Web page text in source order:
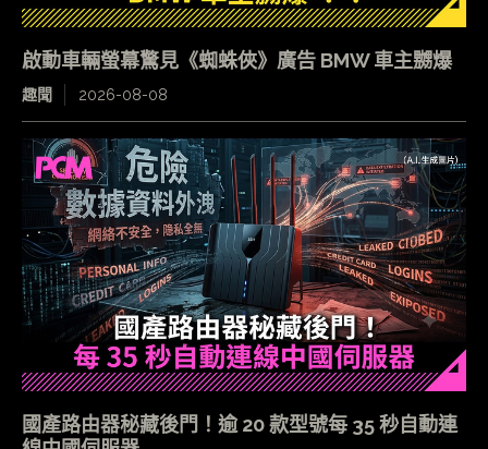
啟動車輛螢幕驚見《蜘蛛俠》廣告 BMW 車主嬲爆
趣聞 2026-08-08
國產路由器秘藏後門！逾 20 款型號每 35 秒自動連